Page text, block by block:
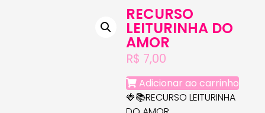
RECURSO
LEITURINHA DO
AMOR
R$ 7,00
Adicionar ao carrinho
🍓📚RECURSO LEITURINHA